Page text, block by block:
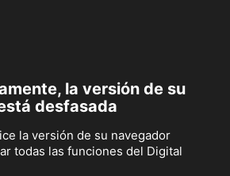
la versión de su
desfasada
la versión de su navegador
todas las funciones del Digital